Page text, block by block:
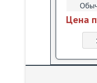
Цена